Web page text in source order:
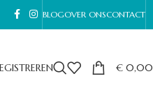
BLOGOVER ONSCONTACT
€ 0,00